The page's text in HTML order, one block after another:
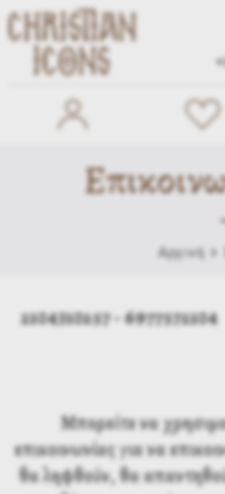
Αρχική
2104310257 -
Μπορείτε να
επικοινωνίας για να
θα ληφθούν, θα